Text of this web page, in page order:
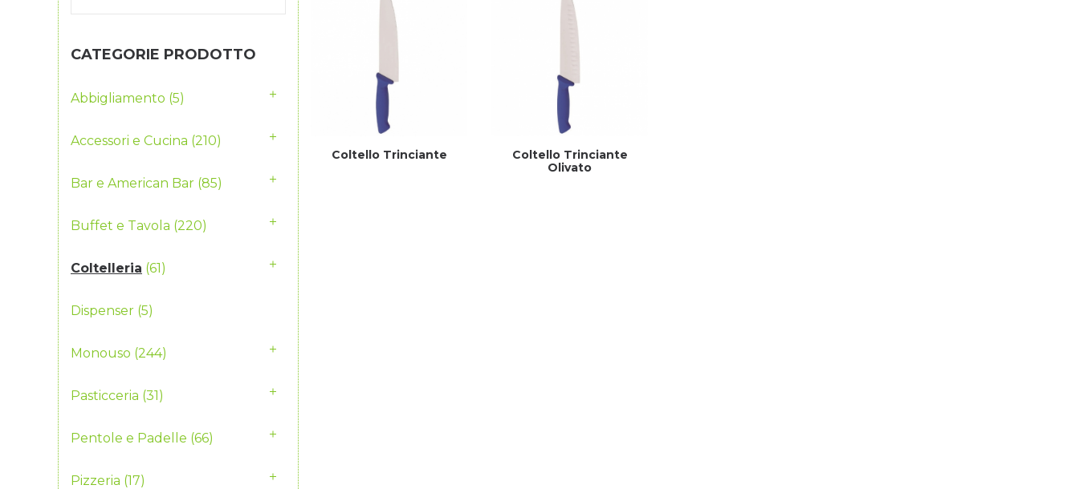
Coltello Trinciante
Coltello Trinciante
Olivato
CATEGORIE PRODOTTO
Abbigliamento (5)
Accessori e Cucina (210)
Bar e American Bar (85)
Buffet e Tavola (220)
Coltelleria (61)
Dispenser (5)
Monouso (244)
Pasticceria (31)
Pentole e Padelle (66)
Pizzeria (17)